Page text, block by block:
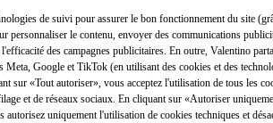
de suivi pour assurer le bon fonctionnement du site
personnaliser le contenu, envoyer des communications
des campagnes publicitaires. En outre, Valentino
Google et TikTok (en utilisant des cookies et des
sur «Tout autoriser», vous acceptez l'utilisation de tous les
et de réseaux sociaux. En cliquant sur «Autoriser
autorisez uniquement l'utilisation de cookies techniques et